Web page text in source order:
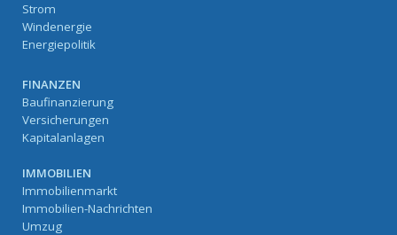
Strom
Windenergie
Energiepolitik
FINANZEN
Baufinanzierung
Versicherungen
Kapitalanlagen
IMMOBILIEN
Immobilienmarkt
Immobilien-Nachrichten
Umzug